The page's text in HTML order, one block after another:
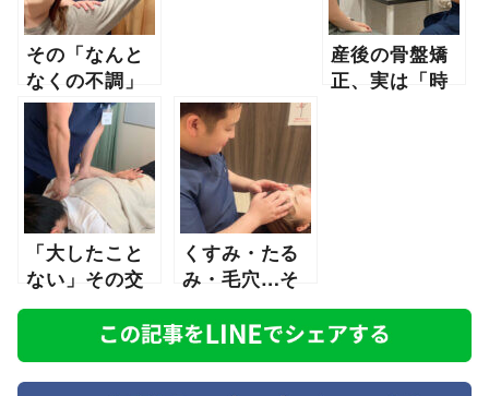
その「なんと
なくの不調」
あとまわしに
していません
か？
産後の骨盤矯
正、実は「時
「大したこと
ない」その交
通事故、本当
に大丈夫です
か？
くすみ・たる
み・毛穴…そ
の肌悩み、先
送りしていま
せんか？